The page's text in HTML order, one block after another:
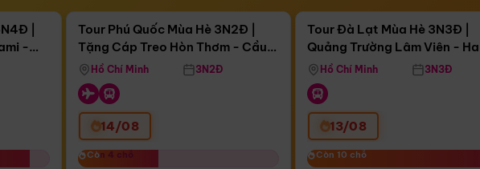
|
-
Còn03 ngày 19:41:15
Tặng Cáp Treo Hòn Thơm
Tour Phú Quốc Mùa Hè 3N2Đ |
Tặng Cáp Treo Hòn Thơm - Cầu
Hôn - Công Viên Nước Aquatopia
Hồ Chí Minh 3N2Đ
14/08
Còn 4 chỗ
Còn 4 chỗ
Còn02 ngày 19:41:15
Tour Đà Lạt Mùa Hè 3N3Đ |
Quảng Trường Lâm Viên -
Hill - Puppy Farm
Hồ Chí Minh 3N3Đ
13/08
Còn 10 chỗ
Còn 10 chỗ